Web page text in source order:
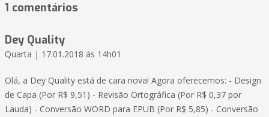
1 comentários
Dey Quality
Quarta | 17.01.2018 às 14h01
Olá, a Dey Quality está de cara nova! Agora oferecemos: - Design
de Capa (Por R$ 9,51) - Revisão Ortográfica (Por R$ 0,37 por
Lauda) - Conversão WORD para EPUB (Por R$ 5,85) - Conversão